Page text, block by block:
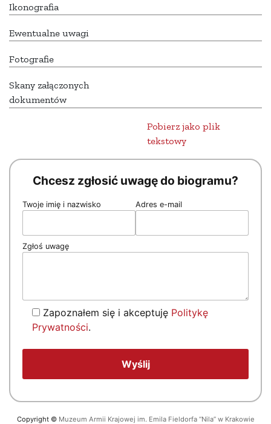
Ikonografia
Ewentualne uwagi
Fotografie
Skany załączonych
dokumentów
Pobierz jako plik
tekstowy
Chcesz zgłosić uwagę do biogramu?
Twoje imię i nazwisko Adres e-mail
Zgłoś uwagę
Zapoznałem się i akceptuję Politykę
Prywatności.
Copyright © Muzeum Armii Krajowej im. Emila Fieldorfa “Nila” w Krakowie